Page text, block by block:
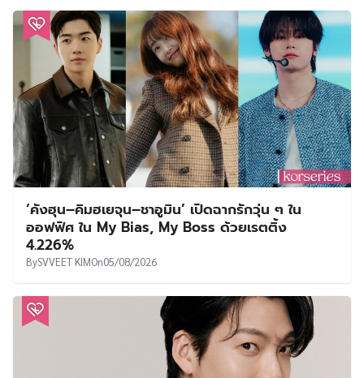
‘คังฮุน–คิมฮเยจุน–ชาอูมิน’ เปิดฉากรักวุ่น ๆ ใน
ออฟฟิศ ใน My Bias, My Boss ด้วยเรตติ้ง
4.226%
BySVVEET KIMOn05/08/2026